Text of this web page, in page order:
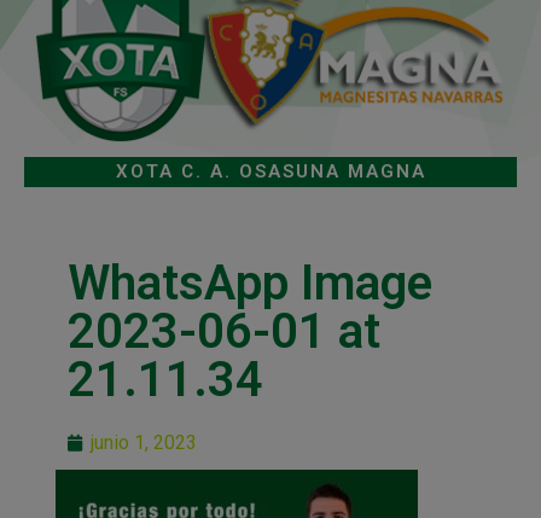
XOTA C. A. OSASUNA MAGNA
WhatsApp Image
2023-06-01 at
21.11.34
junio 1, 2023